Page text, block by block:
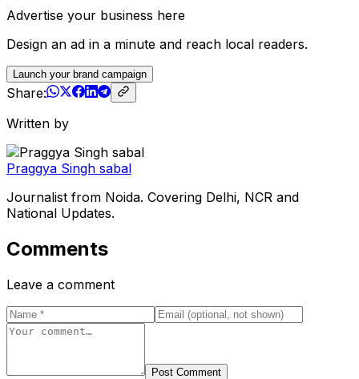
Advertise your business here
Design an ad in a minute and reach local readers.
Launch your brand campaign
Share:
Written by
Praggya Singh sabal
Journalist from Noida. Covering Delhi, NCR and
National Updates.
Comments
Leave a comment
Post Comment